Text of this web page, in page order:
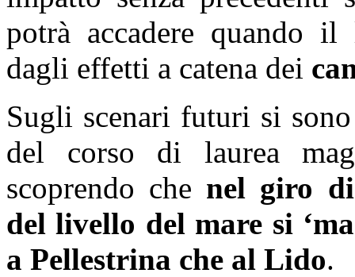
potrà accadere quando
dagli effetti a catena dei
Sugli scenari futuri si
del corso di laurea
scoprendo che nel giro di
del livello del mare si
a Pellestrina che al Lido.